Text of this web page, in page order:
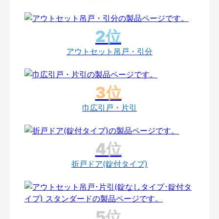
アウトセット吊戸・引分
巾広引戸・片引
折戸ドア(錠付タイプ)